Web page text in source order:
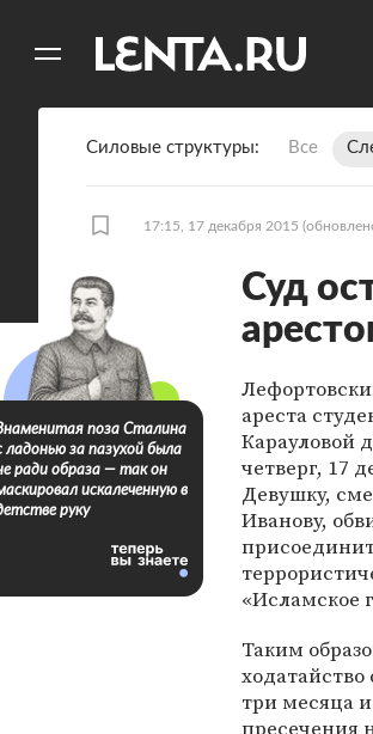
Силовые структуры Все
17:15, 17 декабря 2015
Суд
ареста
Карауловой
четверг, 17
Девушку,
Иванову,
«Исламское
Таким
три месяца
пресечения
поза Сталина
ладонью за пазухой была
ради образа — так он
искалеченную в
руку